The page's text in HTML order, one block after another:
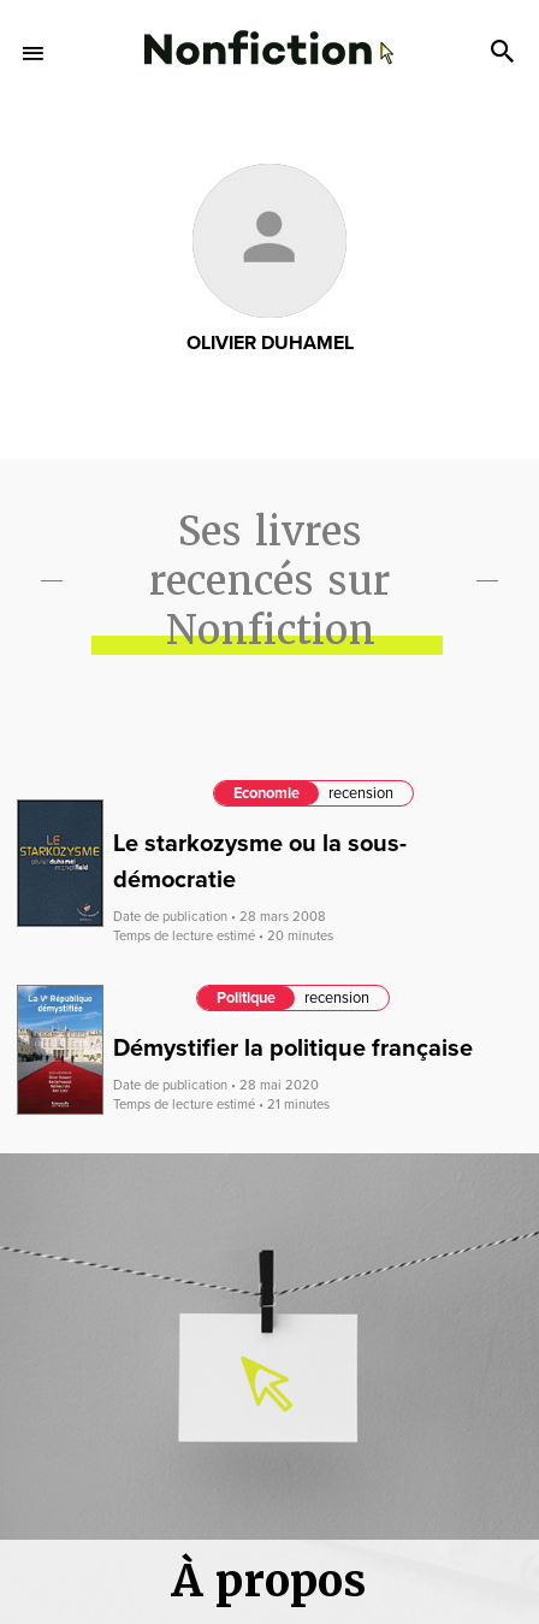
OLIVIER DUHAMEL
Ses livres
recencés sur
Nonfiction
Economie recension
Le starkozysme ou la sous-
démocratie
Date de publication • 28 mars 2008
Temps de lecture estimé • 20 minutes
Politique recension
Démystifier la politique française
Date de publication • 28 mai 2020
Temps de lecture estimé • 21 minutes
À propos